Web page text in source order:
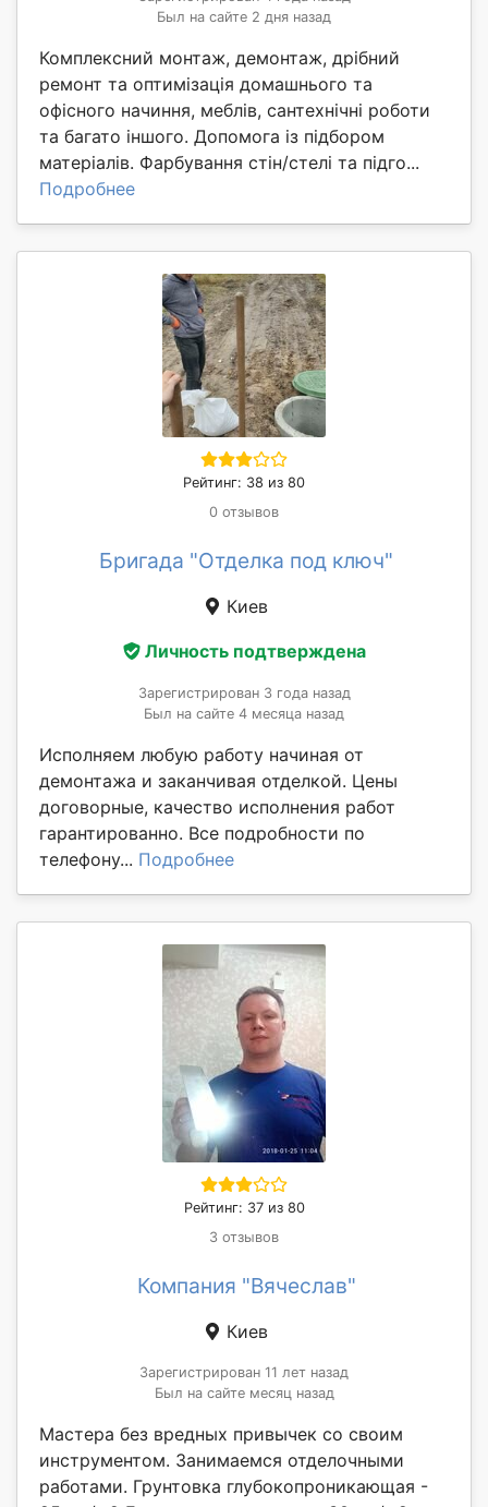
Был на сайте 2 дня назад
Комплексний монтаж, демонтаж, дрібний
ремонт та оптимізація домашнього та
офісного начиння, меблів, сантехнічні роботи
та багато іншого. Допомога із підбором
матеріалів. Фарбування стін/стелі та підго...
Подробнее
Рейтинг: 38 из 80
0 отзывов
Бригада "Отделка под ключ"
Киев
Личность подтверждена
Зарегистрирован 3 года назад
Был на сайте 4 месяца назад
Исполняем любую работу начиная от
демонтажа и заканчивая отделкой. Цены
договорные, качество исполнения работ
гарантированно. Все подробности по
телефону... Подробнее
Рейтинг: 37 из 80
3 отзывов
Компания "Вячеслав"
Киев
Зарегистрирован 11 лет назад
Был на сайте месяц назад
Мастера без вредных привычек со своим
инструментом. Занимаемся отделочными
работами. Грунтовка глубокопроникающая -